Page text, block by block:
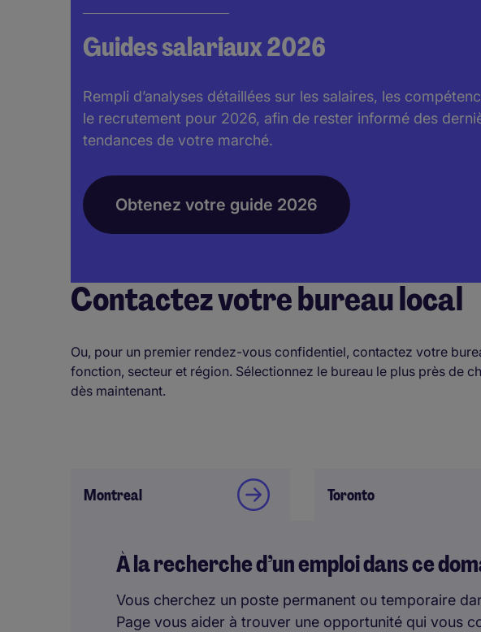
Guides salariaux 2026
Rempli d’analyses détaillées sur les salaires, les
le recrutement pour 2026, afin de rester informé des
tendances de votre marché.
Obtenez votre guide 2026
Contactez votre bureau local
Ou, pour un premier rendez-vous confidentiel, contactez votre
fonction, secteur et région. Sélectionnez le bureau le plus près de
dès maintenant.
Montreal Toronto
À la recherche d’un emploi dans ce
Vous cherchez un poste permanent ou temporaire
Page vous aider à trouver une opportunité qui vous